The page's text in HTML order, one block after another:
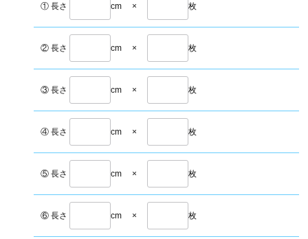
① 長さ cm × 枚
② 長さ cm × 枚
③ 長さ cm × 枚
④ 長さ cm × 枚
⑤ 長さ cm × 枚
⑥ 長さ cm × 枚